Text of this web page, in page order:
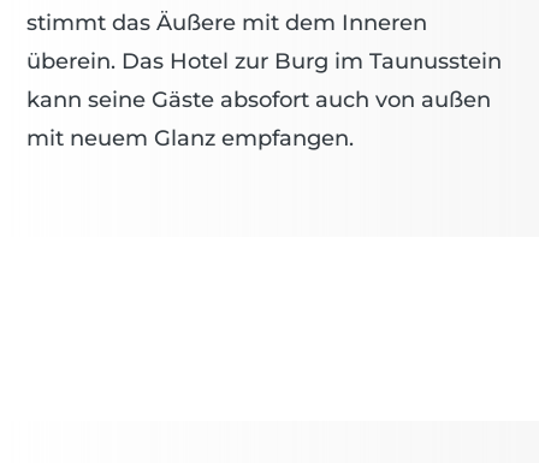
stimmt das Äußere mit dem Inneren
überein. Das Hotel zur Burg im Taunusstein
kann seine Gäste absofort auch von außen
mit neuem Glanz empfangen.